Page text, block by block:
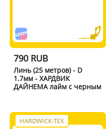
790 RUB
Линь (25 метров) - D
1.7мм - ХАРДВИК
ДАЙНЕМА лайм с черным
HARDWICK-TEX